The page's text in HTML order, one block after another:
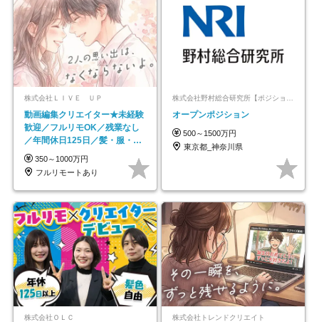
株式会社ＬＩＶＥ ＵＰ
動画編集クリエイター★未経験
歓迎／フルリモOK／残業なし
／年間休日125日／髪・服・ネ
イル自由／研修充実で安心
350～1000万円
フルリモートあり
オープンポジション
500～1500万円
東京都_神奈川県
株式会社ＯＬＣ 株式会社トレンドクリエイト